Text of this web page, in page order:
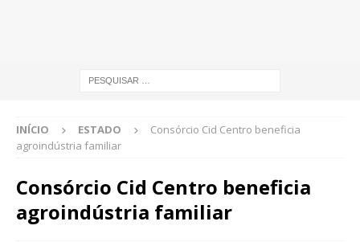
INÍCIO ESTADO
Consórcio Cid Centro beneficia
agroindústria familiar
Consórcio Cid Centro beneficia
agroindústria familiar